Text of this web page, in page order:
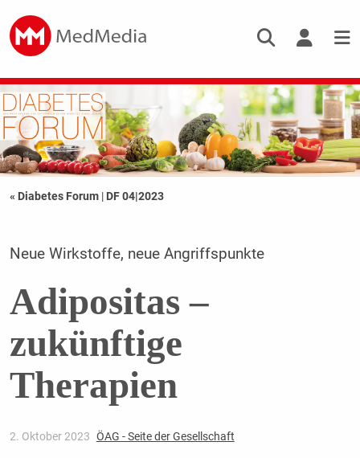
« Diabetes Forum | DF 04|2023
Neue Wirkstoffe, neue Angriffspunkte
Adipositas –
zukünftige
Therapien
2. Oktober 2023 ÖAG - Seite der Gesellschaft